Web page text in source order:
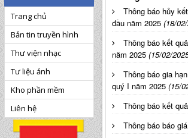
Thông báo hủy
đầu năm 2025 (18/
Thông báo kết
năm 2025 (15/02/
Thông báo gia
quý I năm 2025 (15/
Thông báo kết
Thông báo báo
Trang chủ
Bản tin truyền hình
Thư viện nhạc
Tư liệu ảnh
Kho phần mềm
Liên hệ